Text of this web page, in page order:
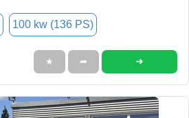
100 kw (136 PS)
★ ➦ ➜